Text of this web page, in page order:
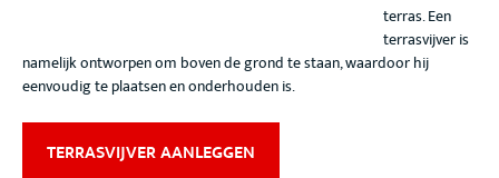
terras. Een
terrasvijver is
namelijk ontworpen om boven de grond te staan, waardoor hij
eenvoudig te plaatsen en onderhouden is.
TERRASVIJVER AANLEGGEN